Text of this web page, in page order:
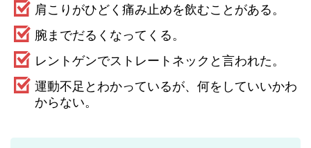
肩こりがひどく痛み止めを飲むことがある。
腕までだるくなってくる。
レントゲンでストレートネックと言われた。
運動不足とわかっているが、何をしていいかわ
からない。